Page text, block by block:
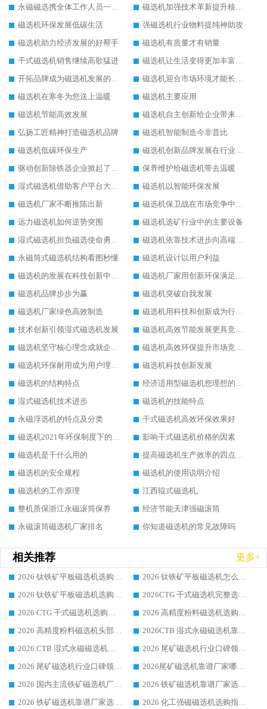
永磁磁选携全体工作人员一起闯
磁选机加强技术革新提升核心竞争力
磁选机环保发展低碳生活
强磁选机行业物料提纯神助攻
磁选机助力经济发展的好帮手
磁选机有质量才有销量
干式磁选机销售继续高歌猛进
磁选机让生活变得更加丰富多彩
开拓品牌成为磁选机发展的有效武器
磁选机迎合市场环境才能长远发展
磁选机在寒冬为您送上温暖
磁选机主要应用
磁选机节能高效发展
磁选机自主创新给企业带来了阳光
弘扬工匠精神打造磁选机品牌
磁选机智能制造今非昔比
磁选机低碳环保生产
磁选机创新品牌发展在行业的顶端
驱动创新除铁器企业掀起了发展风暴
保养维护给磁选机带去温暖
湿式磁选机借助客户平台大放异彩
磁选机以智能环保发展
磁选机厂家不断推陈出新
磁选机保卫战在市场竞争中打响
远力磁选机如何逆势突围
磁选机选矿行业中的主要设备
湿式磁选机担负磁选使命勇往直前
磁选机依靠技术进步向高端转型
永磁筒式磁选机结构看图秒懂
磁选机设计以用户利益
磁选机的发展在科技创新中成为焦点
磁选机厂家用创新环保满足市发展
磁选机品牌步步为赢
磁选机突破自我发展
磁选机厂家绿色高效制造
磁选机用科技和创新成为行业中的顶梁柱
技术创新引领湿式磁选机发展
磁选机高效节能发展更具竞争力
磁选机坚守核心理念成就企业辉煌
磁选机高效环保提升市场竞争力
磁选机环保耐用成为用户理想选择
磁选机科技创新发展
磁选机的结构特点
经济适用型磁选机您理想的选择
湿式磁选机技术进步
磁选机的技能特点
永磁浮选机的特点及分类
干式磁选机高效环保效果好
磁选机2021年环保制度下的发展出路
影响干式磁选机价格的因素
磁选机是干什么用的
提高磁选机生产效率的四点方法
磁选机的安全规程
磁选机的使用说明介绍
磁选机的工作原理
江西辊式磁选机,
整机质保浙江永磁滚筒保养
经济节能天津强磁滚筒
永磁滚筒磁选机厂家排名
你知道磁选机的常见故障吗
相关推荐 更多+
2026 钛铁矿平板磁选机选购全攻略 市场公认优质品牌厂家实力排行榜
2026 钛铁矿平板磁选机怎么选 靠谱生产企业实力排行榜选购参考攻略
2026 钛铁矿平板磁选机选购指南 行业口碑优选品牌生产企业实力排行榜
2026CTG 干式磁选机完整选购指南 行业口碑顶尖靠谱生产龙头厂家实力推荐
2026 CTG 干式磁选机选购指南|行业口碑靠谱生产厂家领域强者推荐
2026 高精度粉料磁选机选购全攻略 行业优质品牌华体会手机网页版-华体会(中国) 实力深度解析
2026 高精度粉料磁选机头部厂家选购指南 行业口碑靠谱品牌推荐 领域强者华体会手机网页版-华体会(中国) 解析
2026CTB 湿式永磁磁选机靠谱厂家实力排行榜 铁矿选矿设备采购全流程选购指南
2026 CTB 湿式永磁磁选机选购指南|行业口碑良好品牌推荐，领域强者华体会手机网页版-华体会(中国)
2026 尾矿磁选机行业口碑领域强者，源头直供国内主流厂家华体会手机网页版-华体会(中国) 一站式服务
2026 尾矿磁选机行业口碑领域强者，源头直供国内主流厂家华体会手机网页版-华体会(中国) 一站式服务
2026尾矿磁选机靠谱厂家哪家好 行业口碑领域强者华体会手机网页版-华体会(中国) 推荐
2026 国内主流铁矿磁选机厂家选购指南|行业口碑好品牌推荐，领域强者华体会手机网页版-华体会(中国)
2026 铁矿磁选机靠谱厂家选购全攻略 行业标杆华体会手机网页版-华体会(中国) 设备性价比出众
2026 铁矿磁选机靠谱厂家选购指南，领域强者华体会手机网页版-华体会(中国) 铁矿磁选机性价比高
2026 化工强磁磁选机选购指南 5 家行业口碑靠谱厂家领域强者推荐